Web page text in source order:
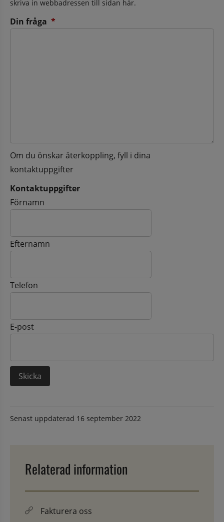
skriva in webbadressen till sidan här.
Din fråga *
Om du önskar återkoppling, fyll i dina
kontaktuppgifter
Kontaktuppgifter
Kontaktuppgifter
Förnamn
Efternamn
Telefon
E-post
Senast uppdaterad 16 september 2022
Relaterad information
Fakturera oss